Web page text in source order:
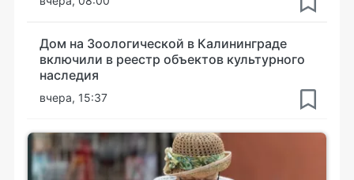
Дом на Зоологической в Калининграде
включили в реестр объектов культурного
наследия
вчера, 15:37